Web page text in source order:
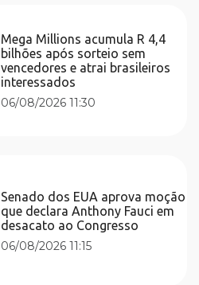
Mega Millions acumula R 4,4
bilhões após sorteio sem
vencedores e atrai brasileiros
interessados
06/08/2026 11:30
Senado dos EUA aprova moção
que declara Anthony Fauci em
desacato ao Congresso
06/08/2026 11:15